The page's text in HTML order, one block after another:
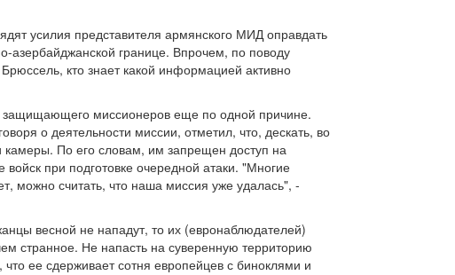
усилия представителя армянского МИД оправдать
азербайджанской границе. Впрочем, по поводу
кто знает какой информацией активно
защищающего миссионеров еще по одной причине.
о деятельности миссии, отметил, что, дескать, во
камеры. По его словам, им запрещен доступ на
при подготовке очередной атаки. "Многие
можно считать, что наша миссия уже удалась", -
весной не нападут, то их (евронаблюдателей)
странное. Не напасть на суверенную территорию
ее сдерживает сотня европейцев с биноклями и